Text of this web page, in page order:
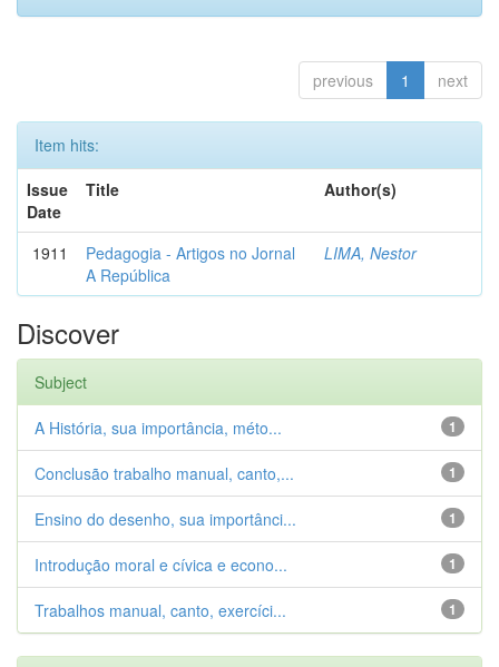
previous 1 next
Item hits:
Issue
Date
Title Author(s)
1911
Pedagogia - Artigos no Jornal
A República
LIMA, Nestor
Discover
Subject
1
A História, sua importância, méto...
1
Conclusão trabalho manual, canto,...
1
Ensino do desenho, sua importânci...
1
Introdução moral e cívica e econo...
1
Trabalhos manual, canto, exercíci...